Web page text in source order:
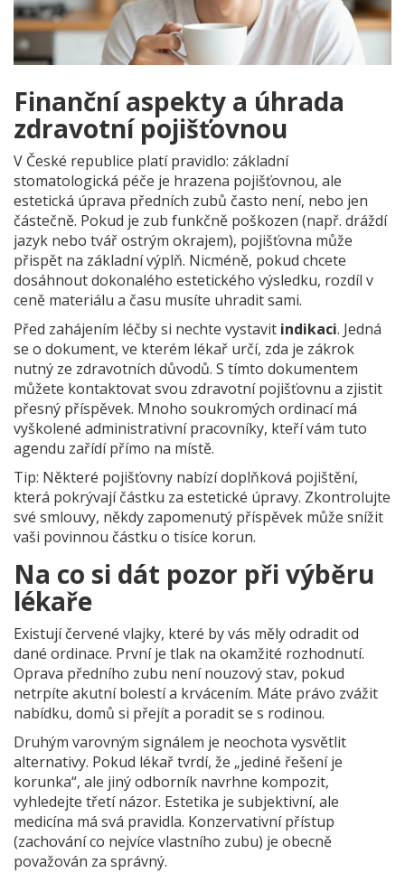
Finanční aspekty a úhrada
zdravotní pojišťovnou
V České republice platí pravidlo: základní
stomatologická péče je hrazena pojišťovnou, ale
estetická úprava předních zubů často není, nebo jen
částečně. Pokud je zub funkčně poškozen (např. dráždí
jazyk nebo tvář ostrým okrajem), pojišťovna může
přispět na základní výplň. Nicméně, pokud chcete
dosáhnout dokonalého estetického výsledku, rozdíl v
ceně materiálu a času musíte uhradit sami.
Před zahájením léčby si nechte vystavit indikaci. Jedná
se o dokument, ve kterém lékař určí, zda je zákrok
nutný ze zdravotních důvodů. S tímto dokumentem
můžete kontaktovat svou zdravotní pojišťovnu a zjistit
přesný příspěvek. Mnoho soukromých ordinací má
vyškolené administrativní pracovníky, kteří vám tuto
agendu zařídí přímo na místě.
Tip: Některé pojišťovny nabízí doplňková pojištění,
která pokrývají částku za estetické úpravy. Zkontrolujte
své smlouvy, někdy zapomenutý příspěvek může snížit
vaši povinnou částku o tisíce korun.
Na co si dát pozor při výběru
lékaře
Existují červené vlajky, které by vás měly odradit od
dané ordinace. První je tlak na okamžité rozhodnutí.
Oprava předního zubu není nouzový stav, pokud
netrpíte akutní bolestí a krvácením. Máte právo zvážit
nabídku, domů si přejít a poradit se s rodinou.
Druhým varovným signálem je neochota vysvětlit
alternativy. Pokud lékař tvrdí, že „jediné řešení je
korunka“, ale jiný odborník navrhne kompozit,
vyhledejte třetí názor. Estetika je subjektivní, ale
medicína má svá pravidla. Konzervativní přístup
(zachování co nejvíce vlastního zubu) je obecně
považován za správný.